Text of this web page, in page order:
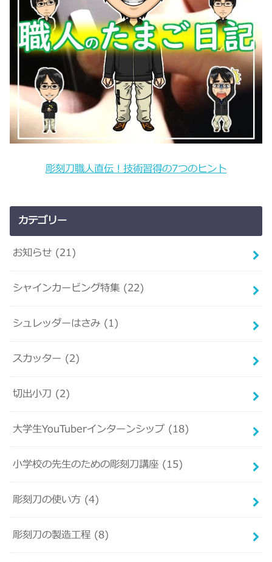
彫刻刀職人直伝！技術習得の7つのヒント
カテゴリー
お知らせ (21)
シャインカービング特集 (22)
シュレッダーはさみ (1)
スカッター (2)
切出小刀 (2)
大学生YouTuberインターンシップ (18)
小学校の先生のための彫刻刀講座 (15)
彫刻刀の使い方 (4)
彫刻刀の製造工程 (8)